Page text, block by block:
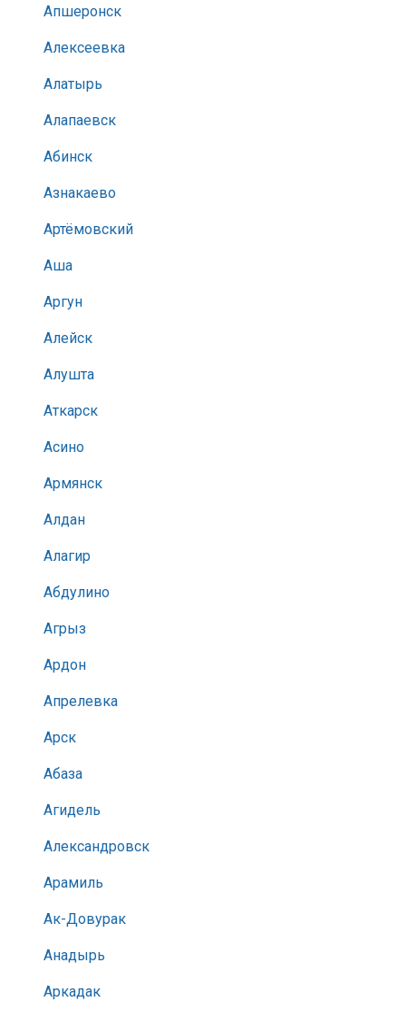
Апшеронск
Алексеевка
Алатырь
Алапаевск
Абинск
Азнакаево
Артёмовский
Аша
Аргун
Алейск
Алушта
Аткарск
Асино
Армянск
Алдан
Алагир
Абдулино
Агрыз
Ардон
Апрелевка
Арск
Абаза
Агидель
Александровск
Арамиль
Ак-Довурак
Анадырь
Аркадак